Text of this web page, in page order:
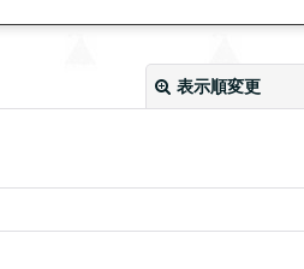
表示順変更